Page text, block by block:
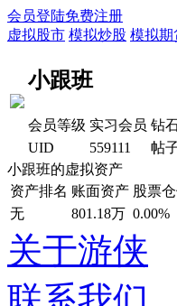
会员登陆免费注册
虚拟股市 模拟炒股 模拟期
小跟班
会员等级 实习会员 钻
UID
559111 帖
小跟班的虚拟资产
资产排名 账面资产 股票
无
801.18万 0.00%
关于游侠